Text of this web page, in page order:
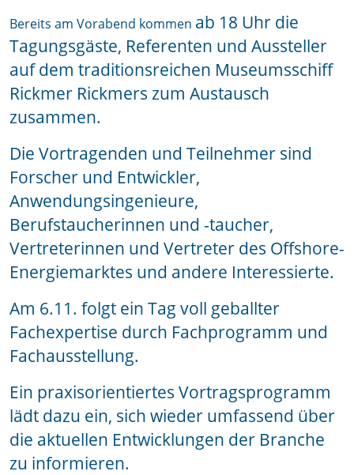
Bereits am Vorabend kommen ab 18 Uhr die
Tagungsgäste, Referenten und Aussteller
auf dem traditionsreichen Museumsschiff
Rickmer Rickmers zum Austausch
zusammen.
Die Vortragenden und Teilnehmer sind
Forscher und Entwickler,
Anwendungsingenieure,
Berufstaucherinnen und -taucher,
Vertreterinnen und Vertreter des Offshore-
Energiemarktes und andere Interessierte.
Am 6.11. folgt ein Tag voll geballter
Fachexpertise durch Fachprogramm und
Fachausstellung.
Ein praxisorientiertes Vortragsprogramm
lädt dazu ein, sich wieder umfassend über
die aktuellen Entwicklungen der Branche
zu informieren.